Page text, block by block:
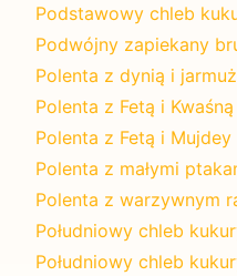
Podstawowy chleb
Podwójny zapiekany
Polenta z dynią i
Polenta z Fetą i
Polenta z Fetą i Mujdey
Polenta z małymi
Polenta z warzywnym
Południowy chleb
Południowy chleb